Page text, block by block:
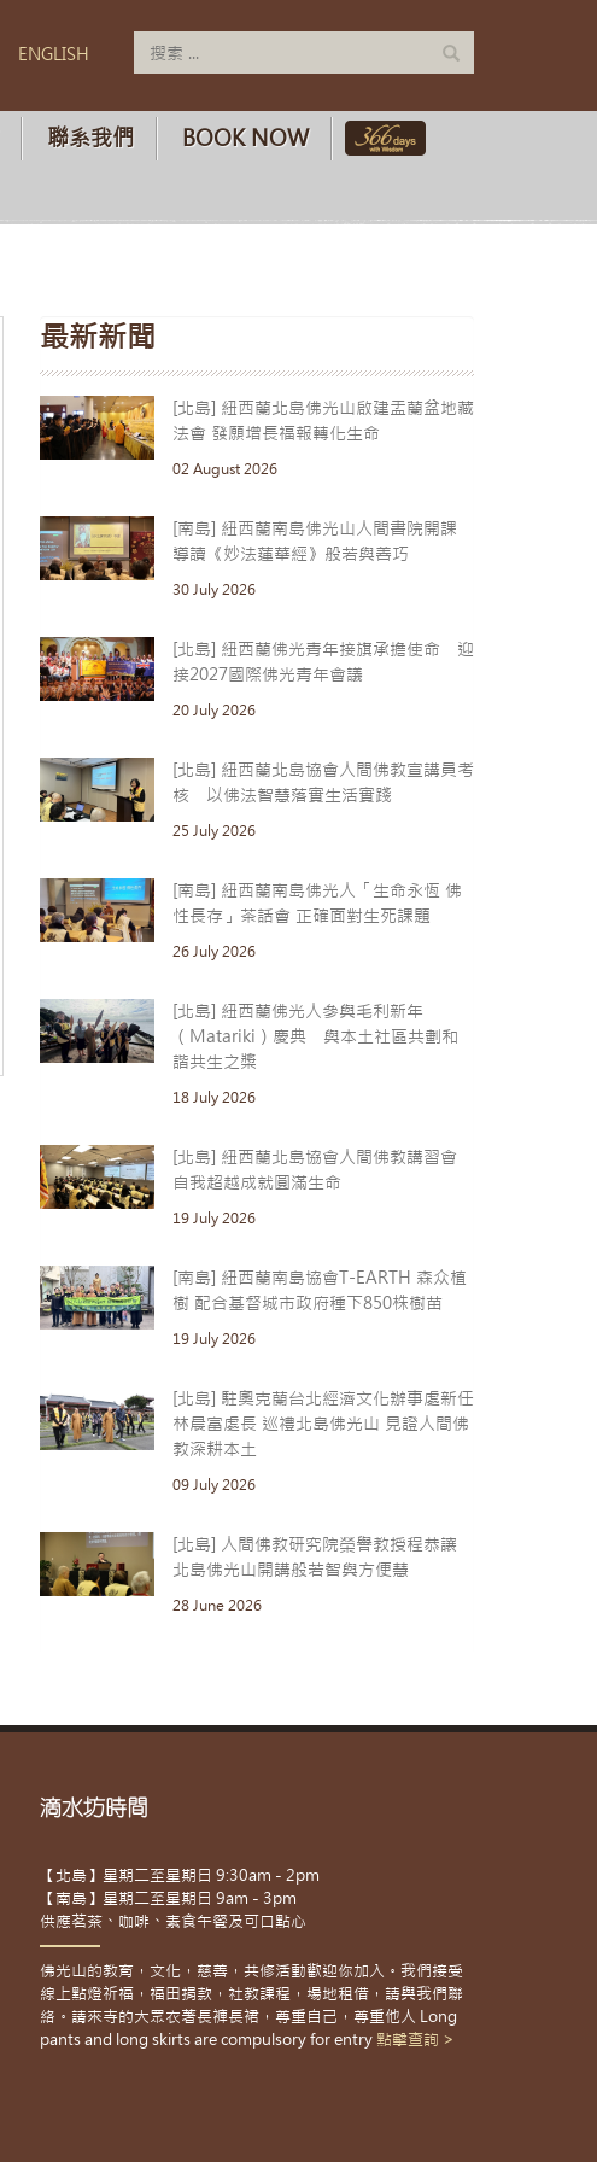
ENGLISH
聯系我們 BOOK NOW
最新新聞
[北島] 紐西蘭北島佛光山啟建盂蘭盆地藏
法會 發願增長福報轉化生命
02 August 2026
[南島] 紐西蘭南島佛光山人間書院開課
導讀《妙法蓮華經》般若與善巧
30 July 2026
[北島] 紐西蘭佛光青年接旗承擔使命 迎
接2027國際佛光青年會議
20 July 2026
[北島] 紐西蘭北島協會人間佛教宣講員考
核 以佛法智慧落實生活實踐
25 July 2026
[南島] 紐西蘭南島佛光人「生命永恆 佛
性長存」茶話會 正確面對生死課題
26 July 2026
[北島] 紐西蘭佛光人參與毛利新年
（Matariki）慶典 與本土社區共劃和
諧共生之槳
18 July 2026
[北島] 紐西蘭北島協會人間佛教講習會
自我超越成就圓滿生命
19 July 2026
[南島] 紐西蘭南島協會T-EARTH 森众植
樹 配合基督城市政府種下850株樹苗
19 July 2026
[北島] 駐奧克蘭台北經濟文化辦事處新任
林晨富處長 巡禮北島佛光山 見證人間佛
教深耕本土
09 July 2026
[北島] 人間佛教研究院榮譽教授程恭讓
北島佛光山開講般若智與方便慧
28 June 2026
滴水坊時間
【北島】星期二至星期日 9:30am - 2pm
【南島】星期二至星期日 9am - 3pm
供應茗茶、咖啡、素食午餐及可口點心
佛光山的教育，文化，慈善，共修活動歡迎你加入。我們接受
線上點燈祈福，福田捐款，社教課程，場地租借，請與我們聯
絡。請來寺的大眾衣著長褲長裙，尊重自己，尊重他人 Long
pants and long skirts are compulsory for entry 點擊查詢 >